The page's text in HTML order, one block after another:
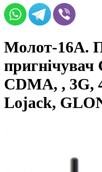
Молот-16А.
пригнічувач
CDMA, , 3G,
Lojack,